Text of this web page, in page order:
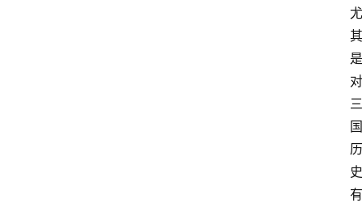
尤
其
是
对
三
国
历
史
有